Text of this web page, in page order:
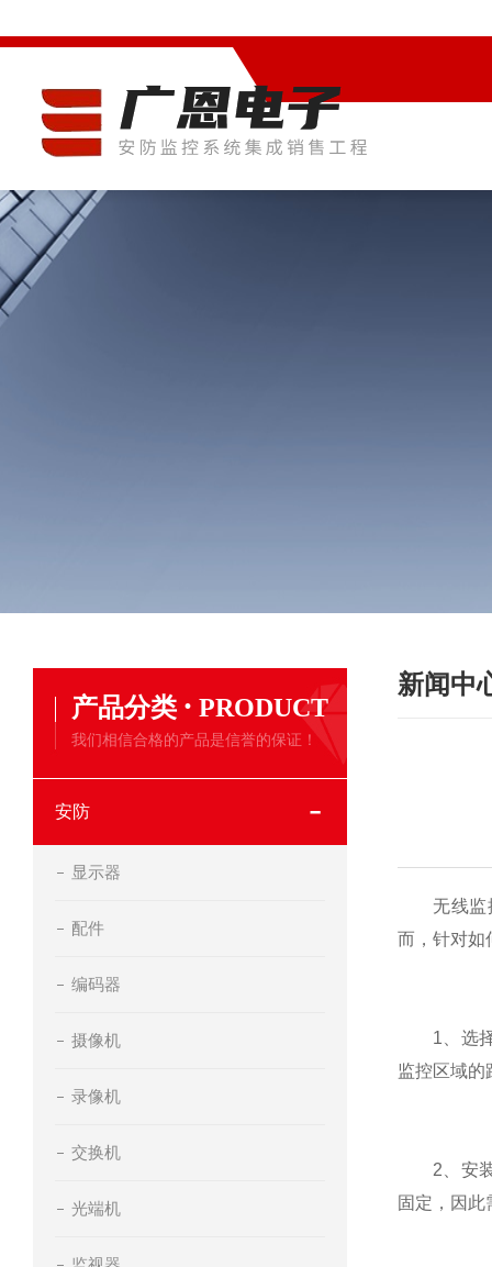
产品分类 · PRODUCT
我们相信合格的产品是信誉的保证！
安防
显示器
配件
编码器
摄像机
录像机
交换机
光端机
新闻中
无线监控
而，针对如
1、选择
监控区域的
2、安装
固定，因此